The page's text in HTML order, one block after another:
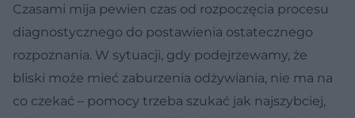
Czasami mija pewien czas od rozpoczęcia procesu
diagnostycznego do postawienia ostatecznego
rozpoznania. W sytuacji, gdy podejrzewamy, że
bliski może mieć zaburzenia odżywiania, nie ma na
co czekać – pomocy trzeba szukać jak najszybciej,